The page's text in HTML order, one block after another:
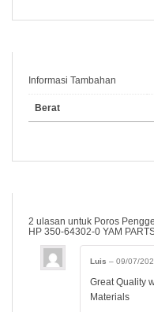
Informasi Tambahan
Berat
2 ulasan untuk Poros
HP 350-64302-0 YAM
Luis – 09/07/
Great Quality
Materials